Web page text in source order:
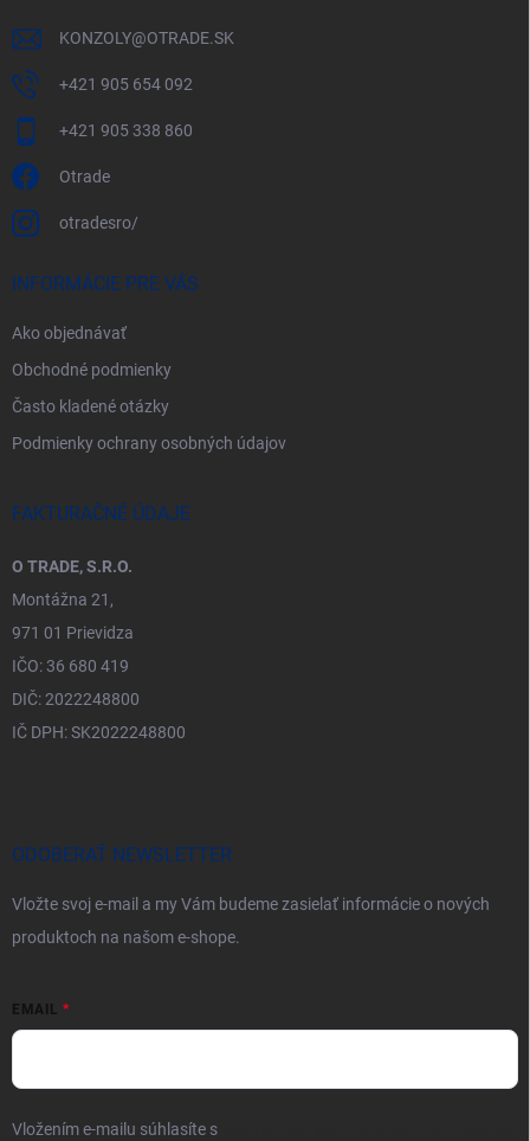
KONZOLY@OTRADE.SK
+421 905 654 092
+421 905 338 860
Otrade
otradesro/
INFORMÁCIE PRE VÁS
Ako objednávať
Obchodné podmienky
Často kladené otázky
Podmienky ochrany osobných údajov
FAKTURAČNÉ ÚDAJE
O TRADE, S.R.O.
Montážna 21,
971 01 Prievidza
IČO: 36 680 419
DIČ: 2022248800
IČ DPH: SK2022248800
ODOBERAŤ NEWSLETTER
Vložte svoj e-mail a my Vám budeme zasielať informácie o nových
produktoch na našom e-shope.
EMAIL
Vložením e-mailu súhlasíte s